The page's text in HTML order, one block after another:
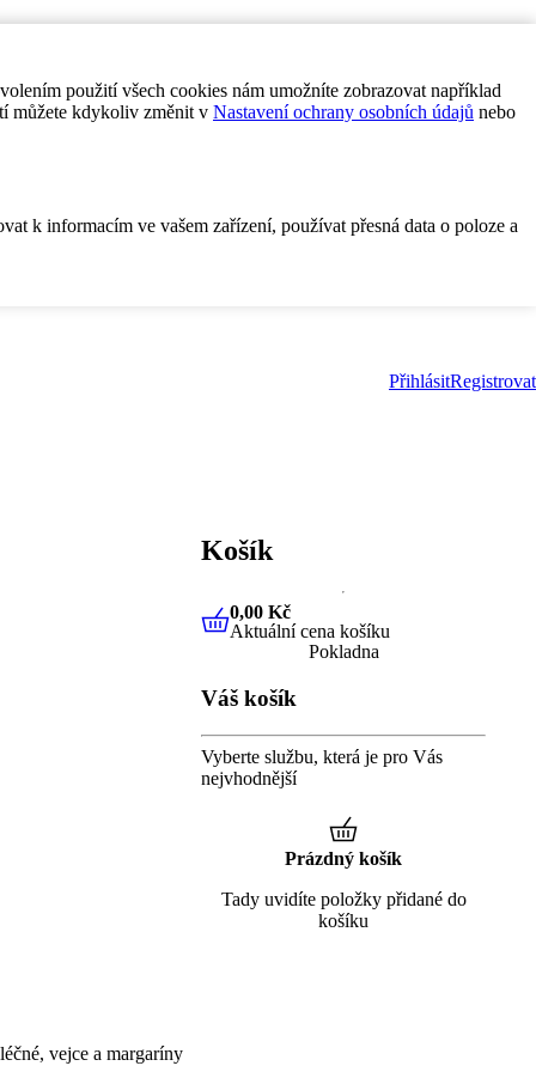
použití všech cookies nám umožníte zobrazovat například
můžete kdykoliv změnit v Nastavení ochrany osobních údajů nebo
k informacím ve vašem zařízení, používat přesná data o poloze a
PřihlásitRegistrovat
vejce a margaríny
Košík
0,00 KčAktuální cena košíku
0,00 Kč
Aktuální cena košíku
Pokladna
Váš košík
Vyberte službu, která je pro Vás
nejvhodnější
Prázdný košík
Tady uvidíte položky přidané do
košíku